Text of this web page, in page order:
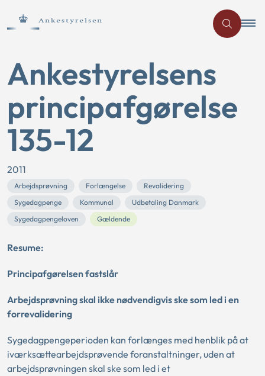
Ankestyrelsens
principafgørelse
135-12
2011
Arbejdsprøvning Forlængelse
Revalidering
Sygedagpenge
Kommunal
Udbetaling Danmark
Sygedagpengeloven
Gældende
Resume:
Principafgørelsen fastslår
Arbejdsprøvning skal ikke nødvendigvis ske som led i en
forrevalidering
Sygedagpengeperioden kan forlænges med henblik på at
iværksættearbejdsprøvende foranstaltninger, uden at
arbejdsprøvningen skal ske som led i et